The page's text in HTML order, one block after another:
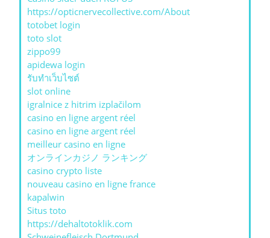
https://opticnervecollective.com/About
totobet login
toto slot
zippo99
apidewa login
รับทําเว็บไซต์
slot online
igralnice z hitrim izplačilom
casino en ligne argent réel
casino en ligne argent réel
meilleur casino en ligne
オンラインカジノ ランキング
casino crypto liste
nouveau casino en ligne france
kapalwin
Situs toto
https://dehaltotoklik.com